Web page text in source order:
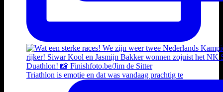
Triathlon is emotie en dat was vandaag prachtig te